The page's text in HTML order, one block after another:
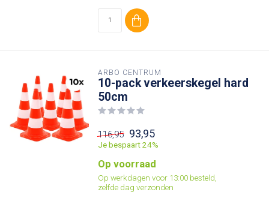
ARBO CENTRUM
10-pack verkeerskegel hard
50cm
116,95 93,95
Je bespaart 24%
Op voorraad
Op werkdagen voor 13:00 besteld,
zelfde dag verzonden